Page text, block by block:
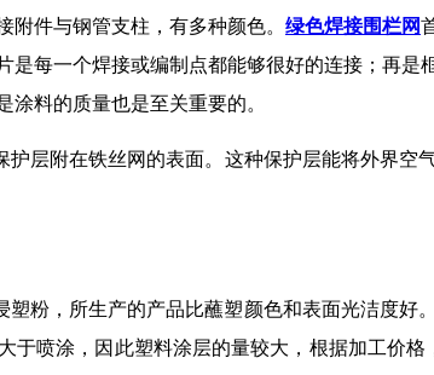
件与钢管支柱，有多种颜色。 绿色焊接围栏网
是每一个焊接或编制点都能够很好的连接；再
料的质量也是至关重要的。
护层附在铁丝网的表面。这种保护层能将外界
塑粉，所生产的产品比蘸塑颜色和表面光洁度好
于喷涂，因此塑料涂层的量较大，根据加工价